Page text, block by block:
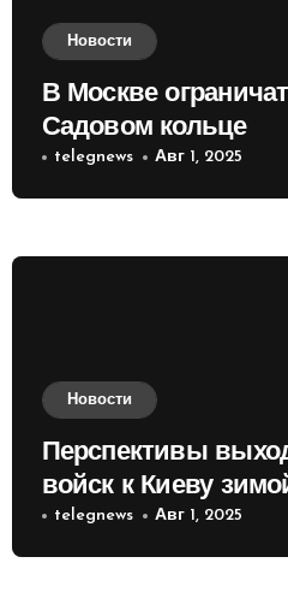
Новости
В Москве
Садовом кольце
telegnews Авг 1, 2025
Новости
Перспективы
войск к Киеву
России
telegnews Авг 1, 2025